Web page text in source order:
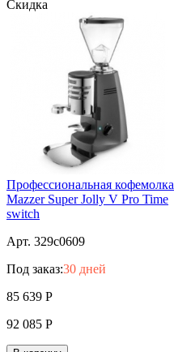
Скидка
Профессиональная кофемолка
Mazzer Super Jolly V Pro Time
switch
Арт. 329c0609
Под заказ:30 дней
85 639 Р
92 085 Р